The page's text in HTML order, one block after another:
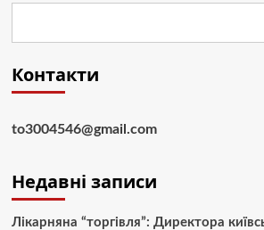
Контакти
to3004546@gmail.com
Недавні записи
Лікарняна “торгівля”: Директора